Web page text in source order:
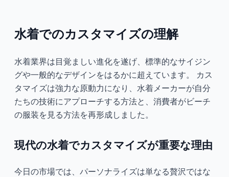
水着でのカスタマイズの理解
水着業界は目覚ましい進化を遂げ、標準的なサイジン
グや一般的なデザインをはるかに超えています。 カス
タマイズは強力な原動力になり、水着メーカーが自分
たちの技術にアプローチする方法と、消費者がビーチ
の服装を見る方法を再形成しました。
現代の水着でカスタマイズが重要な理由
今日の市場では、パーソナライズは単なる贅沢ではな